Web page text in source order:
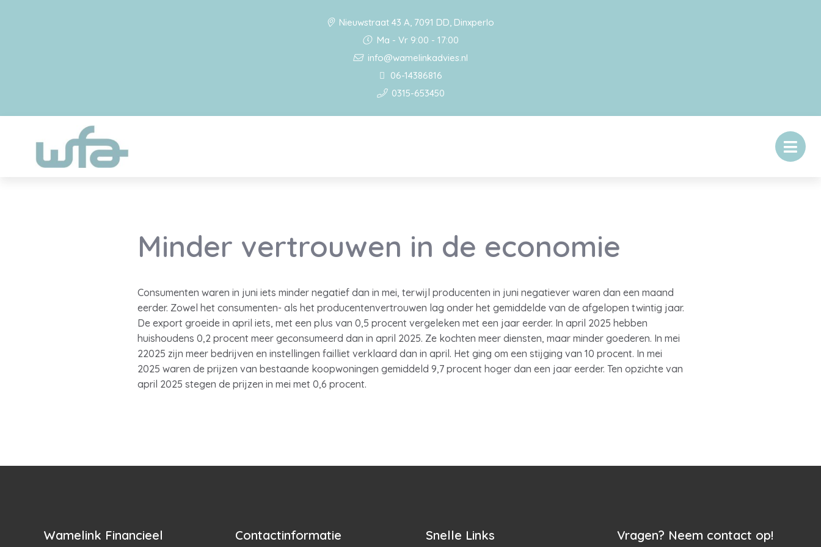
Nieuwstraat 43 A, 7091 DD, Dinxperlo
Ma - Vr 9:00 - 17:00
info@wamelinkadvies.nl
06-14386816
0315-653450
Minder vertrouwen in de economie
Consumenten waren in juni iets minder negatief dan in mei, terwijl producenten in juni negatiever waren dan een maand
eerder. Zowel het consumenten- als het producentenvertrouwen lag onder het gemiddelde van de afgelopen twintig jaar.
De export groeide in april iets, met een plus van 0,5 procent vergeleken met een jaar eerder. In april 2025 hebben
huishoudens 0,2 procent meer geconsumeerd dan in april 2025. Ze kochten meer diensten, maar minder goederen. In mei
22025 zijn meer bedrijven en instellingen failliet verklaard dan in april. Het ging om een stijging van 10 procent. In mei
2025 waren de prijzen van bestaande koopwoningen gemiddeld 9,7 procent hoger dan een jaar eerder. Ten opzichte van
april 2025 stegen de prijzen in mei met 0,6 procent.
Wamelink Financieel
Contactinformatie Snelle Links Vragen? Neem contact op!